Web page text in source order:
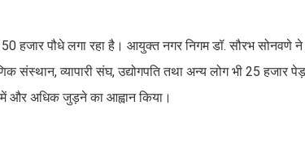
हजार पौधे लगा रहा है। आयुक्त नगर निगम डॉ. सौरभ सोनवणे ने
संस्थान, व्यापारी संघ, उद्योगपति तथा अन्य लोग भी 25 हजार
में और अधिक जुड़ने का आह्वान किया।